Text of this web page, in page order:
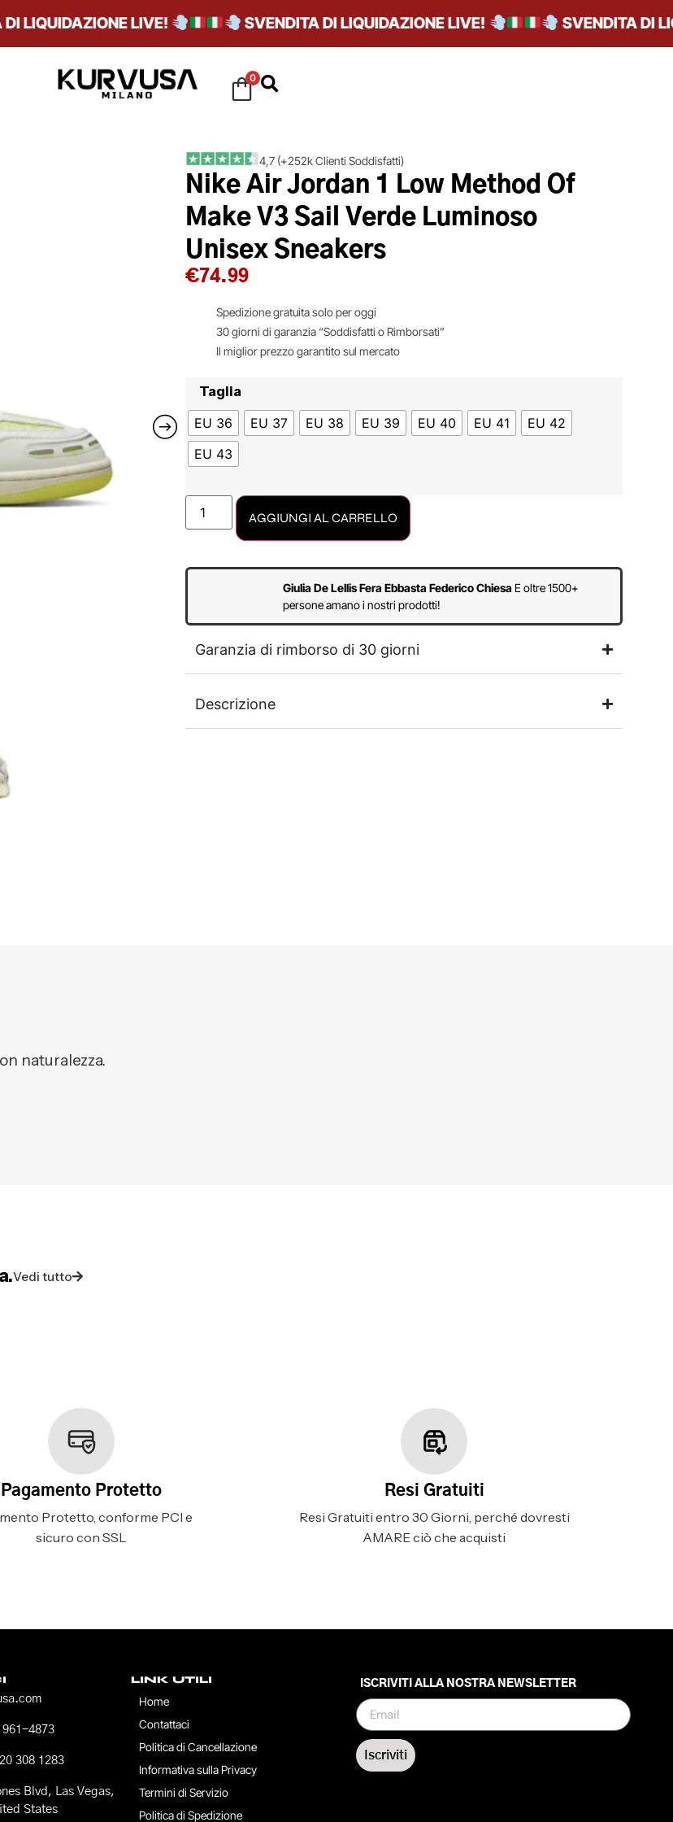
LIVE! SVENDITA DI LIQUIDAZIONE LIVE! SVENDITA DI
0
4,7 (+252k Clienti Soddisfatti)
Nike Air Jordan 1 Low Method Of
Make V3 Sail Verde Luminoso
Unisex Sneakers
€74.99
Spedizione gratuita solo per oggi
30 giorni di garanzia “Soddisfatti o Rimborsati”
Il miglior prezzo garantito sul mercato
Taglia
EU 36
EU 37 EU 38 EU 39 EU 40 EU 41
EU 42
EU 43
AGGIUNGI AL CARRELLO
Giulia De Lellis Fera Ebbasta Federico ChiesaE oltre 1500+
persone amano i nostri prodotti!
Garanzia di rimborso di 30 giorni
Descrizione
naturalezza.
Vedi tutto
Pagamento Protetto
Protetto, conforme PCI e
sicuro con SSL
Resi Gratuiti
Resi Gratuiti entro 30 Giorni, perché dovresti
AMARE ciò che acquisti
4873
308 1283
Blvd, Las Vegas,
States
LINK UTILI
Home
Contattaci
Politica di Cancellazione
Informativa sulla Privacy
Termini di Servizio
Politica di Spedizione
ISCRIVITI ALLA NOSTRA NEWSLETTER
Iscriviti